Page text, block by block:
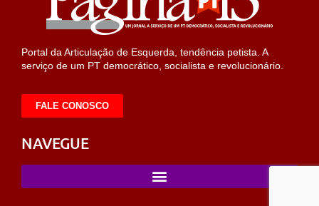
Portal da Articulação de Esquerda, tendência petista. A
serviço de um PT democrático, socialista e revolucionário.
FALE CONOSCO
NAVEGUE